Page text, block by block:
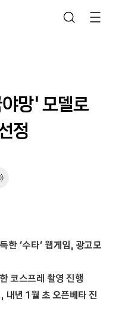
망’ 모델로
정
한 ‘수타’ 웹게임, 광고모
코스프레 촬영 진행
년 1월 초 오픈베타 진